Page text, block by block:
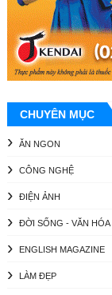
CHUYÊN MỤC
ĂN NGON
CÔNG NGHỆ
ĐIỆN ẢNH
ĐỜI SỐNG - VĂN HÓA
ENGLISH MAGAZINE
LÀM ĐẸP